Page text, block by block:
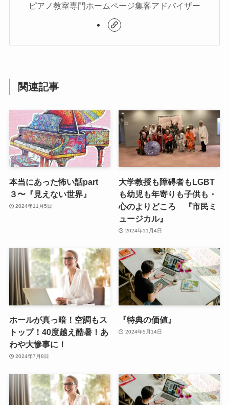
ピアノ教室専門ホームページ集客アドバイザー
関連記事
本当にあった怖い話part
３〜『見えない世界』
2024年11月5日
大学教授も障碍者もLGBT
も幼児も年寄りも子供も・
心のよりどころ 『市民ミ
ュージカル』
2024年11月4日
ホールが真っ暗！空調もス
トップ！40度越え酷暑！あ
わや大惨事に！
2024年7月8日
『特典の価値』
2024年5月14日